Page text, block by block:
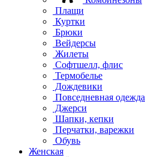
Плащи
Куртки
Брюки
Вейдерсы
Жилеты
Софтшелл, флис
Термобелье
Дождевики
Повседневная одежда
Джерси
Шапки, кепки
Перчатки, варежки
Обувь
Женская